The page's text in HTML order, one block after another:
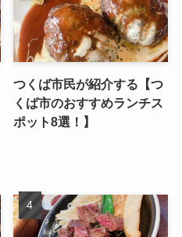
つくば市民が紹介する【つ
くば市のおすすめランチス
ポット8選！】